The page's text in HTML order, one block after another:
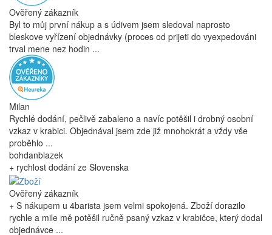
Ověřený zákazník
Byl to můj první nákup a s údivem jsem sledoval naprosto
bleskove vyřízení objednávky (proces od prijeti do vyexpedováni
trval mene nez hodin ...
Milan
Rychlé dodání, pečlivě zabaleno a navíc potěšil i drobný osobní
vzkaz v krabici. Objednával jsem zde již mnohokrát a vždy vše
proběhlo ...
bohdanblazek
+ rychlost dodání ze Slovenska
Ověřený zákazník
+ S nákupem u 4barista jsem velmi spokojená. Zboží dorazilo
rychle a mile mě potěšil ručně psaný vzkaz v krabičce, který dodal
objednávce ...